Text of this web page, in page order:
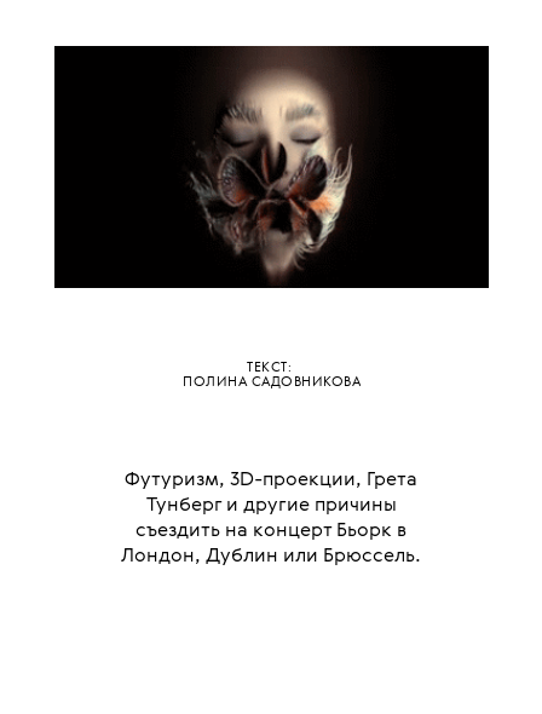
ТЕКСТ:
ПОЛИНА САДОВНИКОВА
Футуризм, 3D-проекции, Грета
Тунберг и другие причины
съездить на концерт Бьорк в
Лондон, Дублин или Брюссель.